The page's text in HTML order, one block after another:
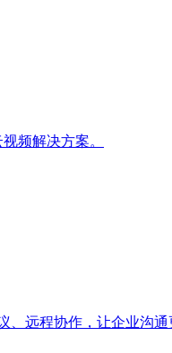
频解决方案。
远程协作，让企业沟通